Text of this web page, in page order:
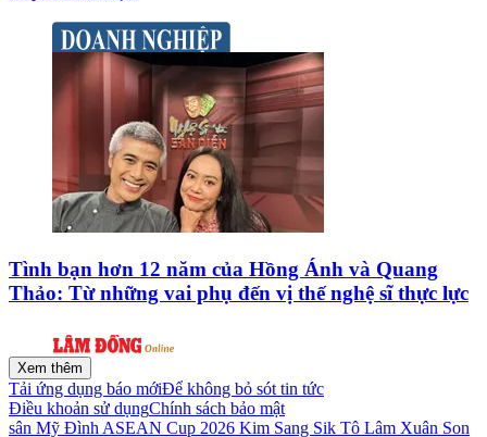
Tình bạn hơn 12 năm của Hồng Ánh và Quang
Thảo: Từ những vai phụ đến vị thế nghệ sĩ thực lực
Xem thêm
Tải ứng dụng báo mớiĐể không bỏ sót tin tức
Điều khoản sử dụngChính sách bảo mật
sân Mỹ Đình ASEAN Cup 2026 Kim Sang Sik Tô Lâm Xuân Son